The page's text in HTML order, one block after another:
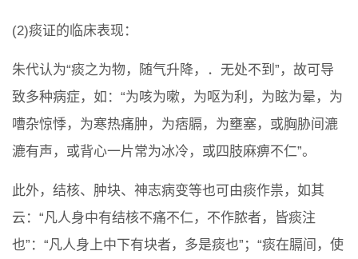
(2)痰证的临床表现：
朱代认为“痰之为物，随气升降，．无处不到”，故可导
致多种病症，如：“为咳为嗽，为呕为利，为眩为晕，为
嘈杂惊悸，为寒热痛肿，为痞膈，为壅塞，或胸胁间漉
漉有声，或背心一片常为冰冷，或四肢麻痹不仁”。
此外，结核、肿块、神志病变等也可由痰作祟，如其
云：“凡人身中有结核不痛不仁，不作脓者，皆痰注
也”：“凡人身上中下有块者，多是痰也”；“痰在膈间，使